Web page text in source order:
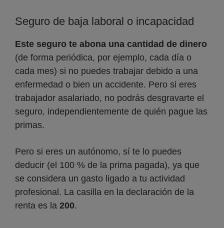
Seguro de baja laboral o incapacidad
Este seguro te abona una cantidad de dinero
(de forma periódica, por ejemplo, cada día o
cada mes) si no puedes trabajar debido a una
enfermedad o bien un accidente. Pero si eres
trabajador asalariado, no podrás desgravarte el
seguro, independientemente de quién pague las
primas.
Pero si eres un autónomo, sí te lo puedes
deducir (el 100 % de la prima pagada), ya que
se considera un gasto ligado a tu actividad
profesional. La casilla en la declaración de la
renta es la 200.